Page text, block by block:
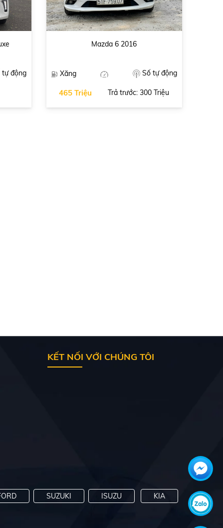
động
Mazda 6 2016
Xăng Số tự động
465 Triệu Trả trước: 300 Triệu
KẾT NỐI VỚI CHÚNG TÔI
SUZUKI ISUZU KIA